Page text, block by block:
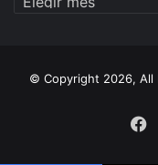
© Copyright 2026, All